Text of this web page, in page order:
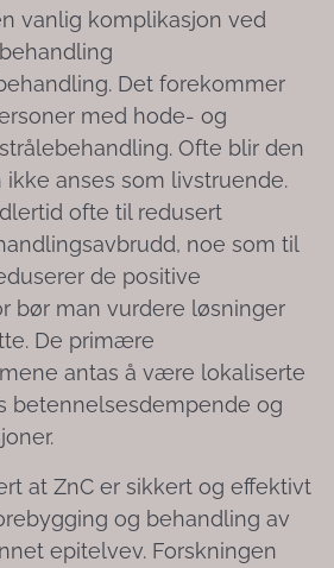
vanlig komplikasjon ved
Det forekommer
med hode- og
Ofte blir den
anses som livstruende.
ofte til redusert
noe som til
de positive
bør man vurdere løsninger
De primære
antas å være lokaliserte
betennelsesdempende og
at ZnC er sikkert og effektivt
og behandling av
epitelvev. Forskningen